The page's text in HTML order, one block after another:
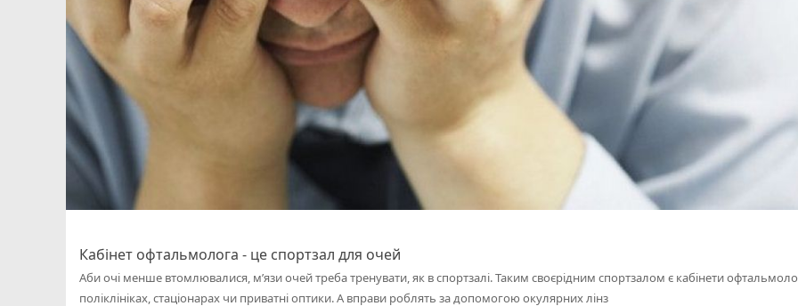
Кабінет офтальмолога - це спортзал для очей
Аби очі менше втомлювалися, м’язи очей треба тренувати, як в спортзалі. Таким своєрідним спортзалом є кабінети
поліклініках, стаціонарах чи приватні оптики. А вправи роблять за допомогою окулярних лінз